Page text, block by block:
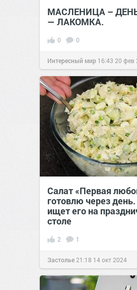
МАСЛЕНИЦА –
— ЛАКОМКА.
0 0
Интересный мир 16:43 20 фев
Cалат «Первая
готовлю через
ищет его на
столе
2 1
Застолье 21:18 14 окт 2024